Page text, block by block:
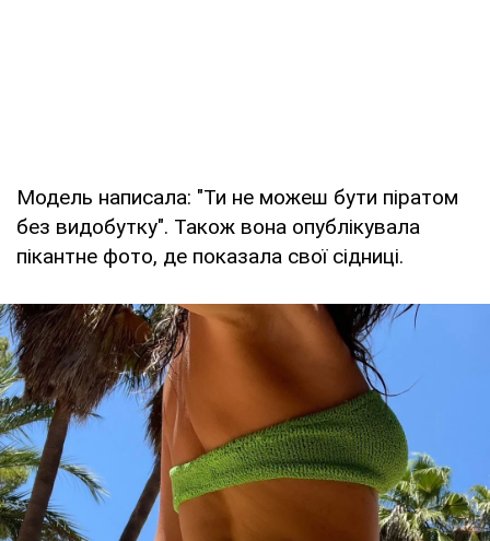
Модель написала: "Ти не можеш бути піратом
без видобутку". Також вона опублікувала
пікантне фото, де показала свої сідниці.